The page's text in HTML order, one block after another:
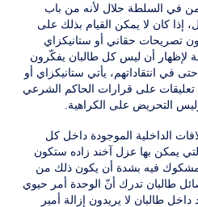
في السلطة حلال لأنه من باب
إذا كان لا يمكن القيام بذلك على
تصريحات حقاني أو ستانيكزاي
لإظهار أن ليس كل طالبان يفكّرون
في انتقاداتهم، يأتي ستانيكزاي أو
على قرارات الحاكم الشرعي
التحريض على الكراهية.
الداخلية الموجودة داخل كل
يمكن بها عزل آخند زاده ستكون
فيه بشدة أن يكون ذلك من
طالبان تدرك أنّ الوحدة أمر حيوي
داخل طالبان لا يريدون إزالة أمير